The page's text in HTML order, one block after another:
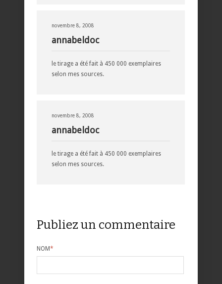
novembre 8, 2008
annabeldoc
le tirage a été fait à 450 000 exemplaires
selon mes sources.
novembre 8, 2008
annabeldoc
le tirage a été fait à 450 000 exemplaires
selon mes sources.
Publiez un commentaire
NOM*